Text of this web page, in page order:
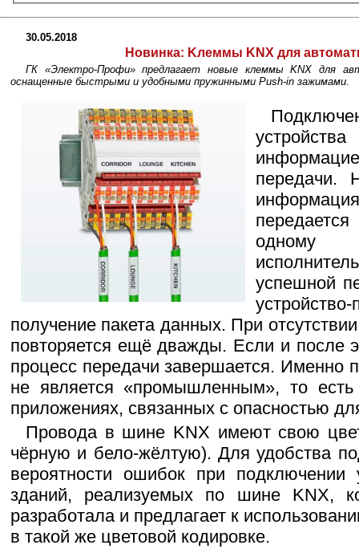
30.05.2018
Новинка: Kлеммы KNX для
ГК «Электро-Профи» предлагает новые клеммы KNX для
оснащенные быстрыми и удобными пружинными Push-in зажимами.
передачи.
одному
успешной
получение пакета данных. При
повторяется ещё дважды. Если и после
процесс передачи завершается. Именно
не является «промышленным», то
приложениях, связанных с опасностью
Провода в шине KNX имеют свою
чёрную и бело-жёлтую). Для удобства
вероятности ошибок при подключении
зданий, реализуемых по шине KNX,
разработала и предлагает к
в такой же цветовой кодировке.